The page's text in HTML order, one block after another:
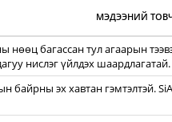
МЭДЭЭНИЙ
багассан тул агаарын
нислэг үйлдэх шаардлагатай.
байрны эх хавтан гэмтэлтэй.